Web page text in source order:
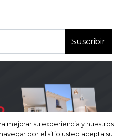
mejorar su experiencia y nuestros
por el sitio usted acepta su
Suscribir
mejorar su experiencia y nuestros
por el sitio usted acepta su